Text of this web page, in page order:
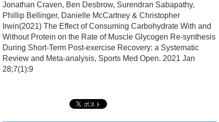
Jonathan Craven, Ben Desbrow, Surendran Sabapathy,
Phillip Bellinger, Danielle McCartney & Christopher
Irwin(2021) The Effect of Consuming Carbohydrate With and
Without Protein on the Rate of Muscle Glycogen Re-synthesis
During Short-Term Post-exercise Recovery: a Systematic
Review and Meta-analysis, Sports Med Open. 2021 Jan
28;7(1):9